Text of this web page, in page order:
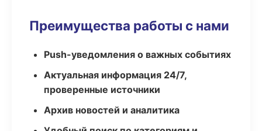
Преимущества работы с нами
Push-уведомления о важных событиях
Актуальная информация 24/7,
проверенные источники
Архив новостей и аналитика